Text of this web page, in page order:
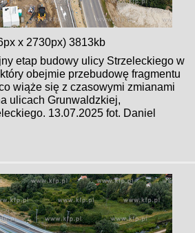
x 2730px) 3813kb
etap budowy ulicy Strzeleckiego w
obejmie przebudowę fragmentu
wiąże się z czasowymi zmianami
ulicach Grunwaldzkiej,
13.07.2025 fot. Daniel